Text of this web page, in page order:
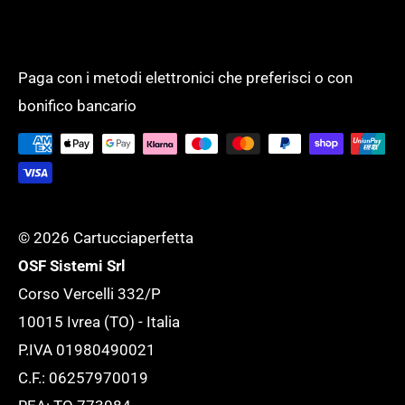
completo di oltre 50.000 prodotti per
supportare l'ufficio ed adattarlo ad ogni
esigenza.
SERVIZI GENERALI
Tempi di evasione
Tutte le novità
Paga con i metodi elettronici che preferisci o con
bonifico bancario
© 2026 Cartucciaperfetta
OSF Sistemi Srl
Corso Vercelli 332/P
10015 Ivrea (TO) - Italia
P.IVA 01980490021
C.F.: 06257970019